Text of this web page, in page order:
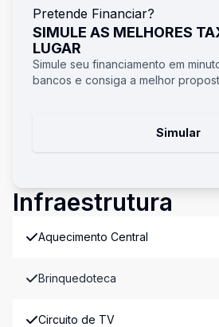
Pretende Financiar?
SIMULE AS MELHORES
LUGAR
Simule seu financiamento em
bancos e consiga a melhor
Simular
Infraestrutura
Aquecimento Central
Brinquedoteca
Circuito de TV